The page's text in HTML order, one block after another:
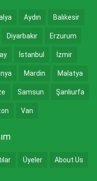
Aydın Balıkesir
Diyarbakır Erzurum
İstanbul İzmir
Mardin Malatya
Samsun Şanlıurfa
Van
Üyeler About Us